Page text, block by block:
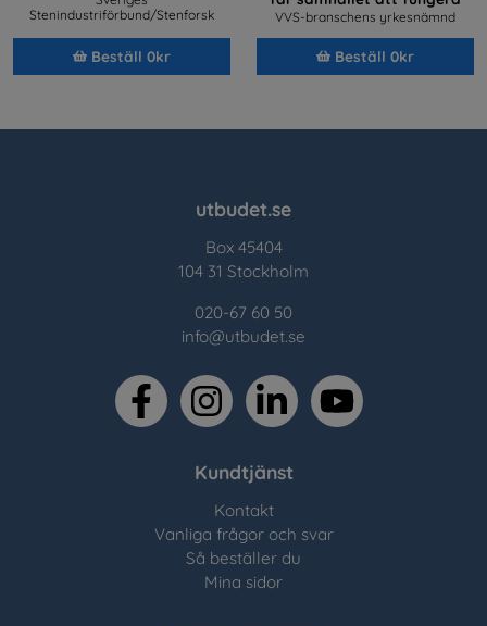
Stenindustriförbund/Stenforsk
Beställ 0kr
VVS-branschens yrkesnämnd
Beställ 0kr
utbudet.se
Box 45404
104 31 Stockholm
020-67 60 50
info@utbudet.se
facebookinstagramlinkedin youtube
Kundtjänst
Kontakt
Vanliga frågor och svar
Så beställer du
Mina sidor